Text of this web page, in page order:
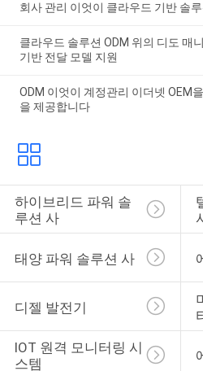
회사 관리 이엇이 클라우드 기반 솔
클라우드 솔루션 ODM 위의 디도 매
기반 전달 모델 지원
ODM 이엇이 계정관리 이더넷 OEM
을 제공합니다
하이브리드 파워 솔
루션 사
태양 파워 솔루션 사
디젤 발전기
IOT 원격 모니터링 시
스템